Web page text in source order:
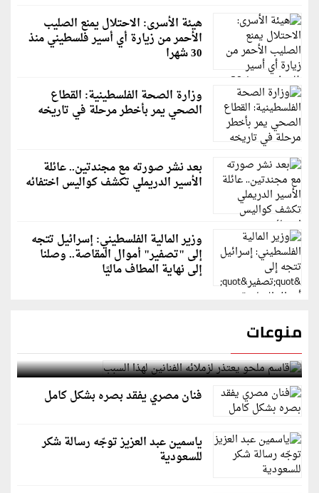
هيئة الأسرى: الاحتلال يمنع الصليب
الأحمر من زيارة أي أسير فلسطيني منذ
30 شهرا
وزارة الصحة الفلسطينية: القطاع
الصحي يمر بأخطر مرحلة في تاريخه
بعد نشر صورته مع مجندتين.. عائلة
الأسير الدريملي تكشف كواليس اختفائه
وزير المالية الفلسطيني: إسرائيل تتجه
إلى "تصفير" أموال المقاصة.. وصلنا
إلى نهاية المطاف ماليًا
منوعات
قاسم ملحو يعتذر لزملائه الفنانين لهذا السبب
فنان مصري يفقد بصره بشكل كامل
ياسمين عبد العزيز توجّه رسالة شكر
للسعودية